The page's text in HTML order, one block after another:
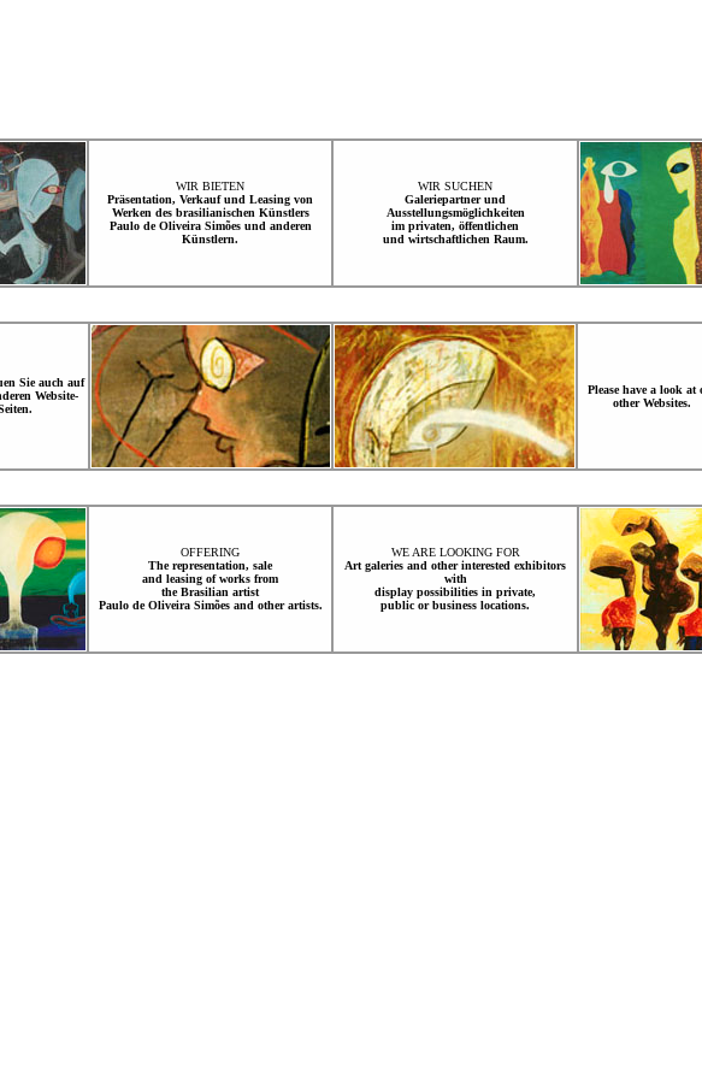
WIR BIETEN
Präsentation, Verkauf und Leasing von
Werken des brasilianischen Künstlers
Paulo de Oliveira Simões und anderen
Künstlern.
WIR SUCHEN
Galeriepartner und
Ausstellungsmöglichkeiten
im privaten, öffentlichen
und wirtschaftlichen Raum.
Sie auch auf
Website-
Please have a look at
other Websites.
OFFERING
The representation, sale
and leasing of works from
the Brasilian artist
Paulo de Oliveira Simões and other artists.
WE ARE LOOKING FOR
Art galeries and other interested exhibitors
with
display possibilities in private,
public or business locations.